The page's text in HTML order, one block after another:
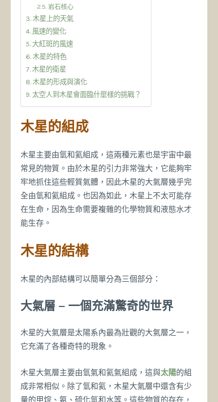
岩石核心
木星上的天氣
風速的變化
大紅斑的風速
木星的特色
木星的衛星
木星的形成與演化
太空人到木星會面臨什麼樣的挑戰？
木星的組成
木星主要由氫和氦組成，這兩種元素也是宇宙中最
常見的物質。由於木星的引力非常強大，它能夠牢
牢地抓住這些輕質氣體，因此木星的大氣層幾乎完
全由氫和氦組成。也因為如此，木星上不太可能存
在生命，因為生命需要複雜的化學物質和液態水才
能生存。
木星的結構
木星的內部結構可以簡單分為三個部分：
大氣層 – 一個充滿驚奇的世界
木星的大氣層是太陽系內最為壯觀的大氣層之一，
它充滿了各種奇特的現象。
木星大氣層主要由氫氣和氦氣組成，這與太陽的組
成非常相似。除了氫和氦，木星大氣層中還含有少
量的甲烷、氨、硫化氫和水等。這些物質的存在，